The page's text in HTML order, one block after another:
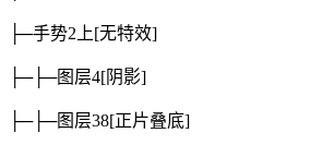
├─手势2上[无特效]
├─├─图层4[阴影]
├─├─图层38[正片叠底]